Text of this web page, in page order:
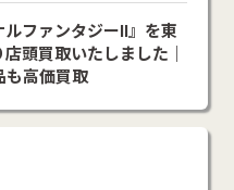
ファンタジーII』を東
頭買取いたしました｜
も高価買取